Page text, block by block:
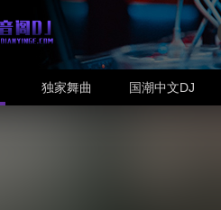
独家舞曲 国潮中文DJ